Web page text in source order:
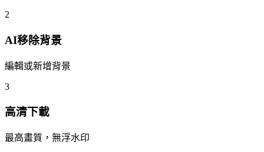
2
AI移除背景
編輯或新增背景
3
高清下載
最高畫質，無浮水印